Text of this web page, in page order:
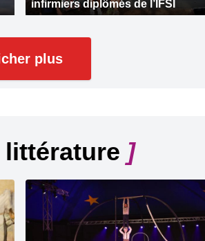
infirmiers diplômés de l’IFSI
plus
]